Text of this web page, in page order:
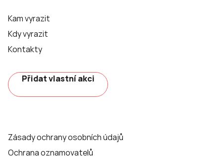
Kam vyrazit
Kdy vyrazit
Kontakty
Přidat vlastní akci
Zásady ochrany osobních údajů
Ochrana oznamovatelů